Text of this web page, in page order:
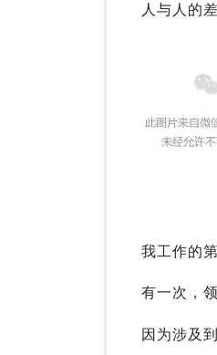
人与人的
我工作的
有一次，
因为涉及